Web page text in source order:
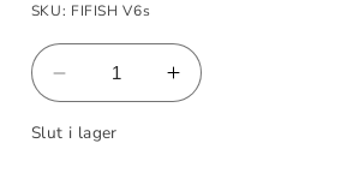
SKU: FIFISH V6s
Minska
kvantitet
för
Öka
kvantitet
Slut i lager